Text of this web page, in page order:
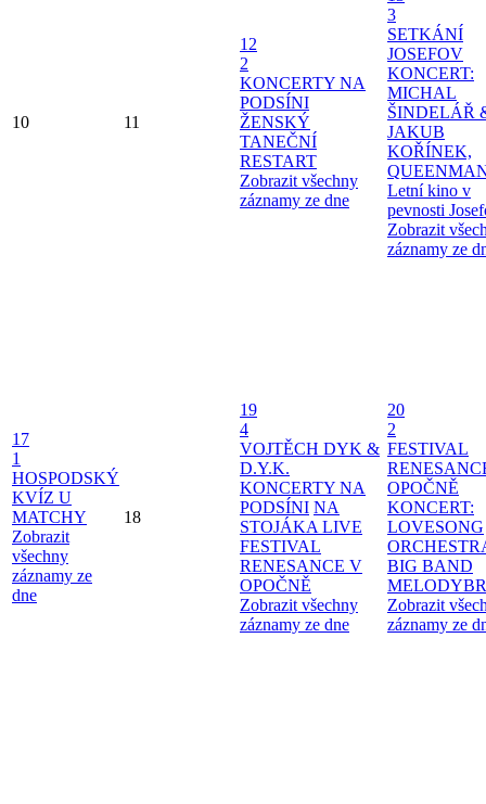
10 11
12
2
KONCERTY NA
PODSÍNI
ŽENSKÝ
TANEČNÍ
RESTART
Zobrazit všechny
záznamy ze dne
3
SETKÁNÍ
JOSEFOV
KONCERT:
MICHAL
ŠINDELÁŘ
JAKUB
KOŘÍNEK,
Letní kino v
pevnosti
Zobrazit
záznamy ze
17
1
HOSPODSKÝ
KVÍZ U
MATCHY
Zobrazit
všechny
záznamy ze
dne
18
19
4
VOJTĚCH DYK &
D.Y.K.
KONCERTY NA
PODSÍNI NA
STOJÁKA LIVE
FESTIVAL
RENESANCE V
OPOČNĚ
Zobrazit všechny
záznamy ze dne
20
2
FESTIVAL
OPOČNĚ
KONCERT:
LOVESONG
BIG BAND
Zobrazit
záznamy ze